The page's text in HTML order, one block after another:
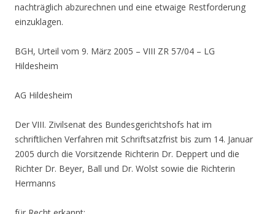
nachträglich abzurechnen und eine etwaige Restforderung
einzuklagen.
BGH, Urteil vom 9. März 2005 – VIII ZR 57/04 – LG
Hildesheim
AG Hildesheim
Der VIII. Zivilsenat des Bundesgerichtshofs hat im
schriftlichen Verfahren mit Schriftsatzfrist bis zum 14. Januar
2005 durch die Vorsitzende Richterin Dr. Deppert und die
Richter Dr. Beyer, Ball und Dr. Wolst sowie die Richterin
Hermanns